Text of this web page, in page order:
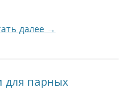
далее →
для парных